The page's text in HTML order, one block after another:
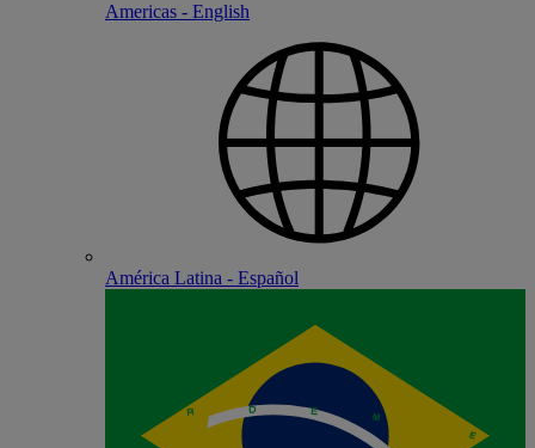
Americas - English
América Latina - Español